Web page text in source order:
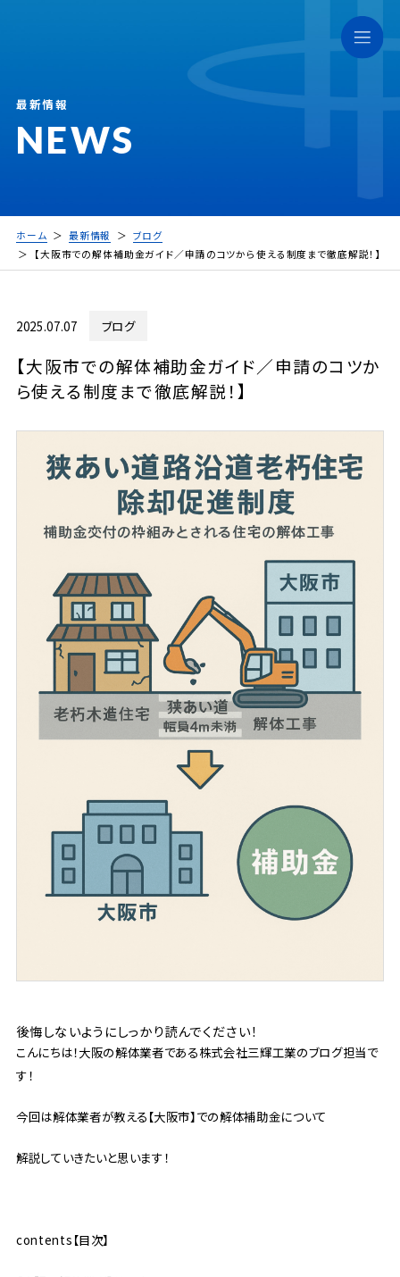
NEWS
最新情報
ホーム 最新情報
ブログ
【大阪市での解体補助金ガイド／申請のコツから使える制度まで徹底解説！】
2025.07.07 ブログ
【大阪市での解体補助金ガイド／申請のコツか
ら使える制度まで徹底解説！】
後悔しないようにしっかり読んでください！
こんにちは！大阪の解体業者である株式会社三輝工業のブログ担当で
す！
今回は解体業者が教える【大阪市】での解体補助金について
解説していきたいと思います！
contents【目次】